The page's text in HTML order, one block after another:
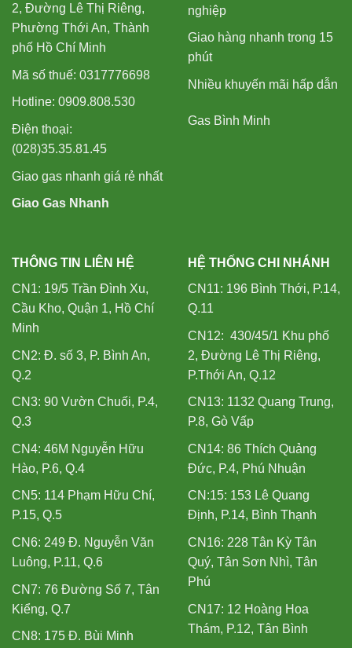
2, Đường Lê Thị Riêng,
Phường Thới An, Thành
phố Hồ Chí Minh
Mã số thuế: 0317776698
Hotline: 0909.808.530
Điện thoại:
(028)35.35.81.45
Giao gas nhanh giá rẻ nhất
Giao Gas Nhanh
nghiệp
Giao hàng nhanh trong 15
phút
Nhiều khuyến mãi hấp dẫn
Gas Bình Minh
THÔNG TIN LIÊN HỆ
CN1: 19/5 Trần Đình Xu,
Cầu Kho, Quận 1, Hồ Chí
Minh
CN2: Đ. số 3, P. Bình An,
Q.2
CN3: 90 Vườn Chuối, P.4,
Q.3
CN4: 46M Nguyễn Hữu
Hào, P.6, Q.4
CN5: 114 Phạm Hữu Chí,
P.15, Q.5
CN6: 249 Đ. Nguyễn Văn
Luông, P.11, Q.6
CN7: 76 Đường Số 7, Tân
Kiểng, Q.7
CN8: 175 Đ. Bùi Minh
HỆ THỐNG CHI NHÁNH
CN11: 196 Bình Thới, P.14,
Q.11
CN12: 430/45/1 Khu phố
2, Đường Lê Thị Riêng,
P.Thới An, Q.12
CN13: 1132 Quang Trung,
P.8, Gò Vấp
CN14: 86 Thích Quảng
Đức, P.4, Phú Nhuận
CN:15: 153 Lê Quang
Định, P.14, Bình Thạnh
CN16: 228 Tân Kỳ Tân
Quý, Tân Sơn Nhì, Tân
Phú
CN17: 12 Hoàng Hoa
Thám, P.12, Tân Bình